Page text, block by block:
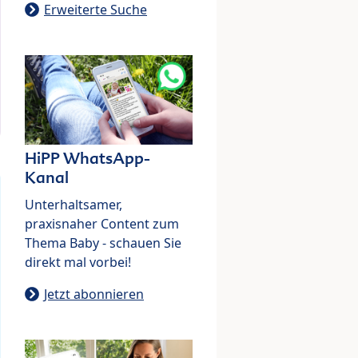
Erweiterte Suche
HiPP WhatsApp-
Kanal
Unterhaltsamer,
praxisnaher Content zum
Thema Baby - schauen Sie
direkt mal vorbei!
Jetzt abonnieren